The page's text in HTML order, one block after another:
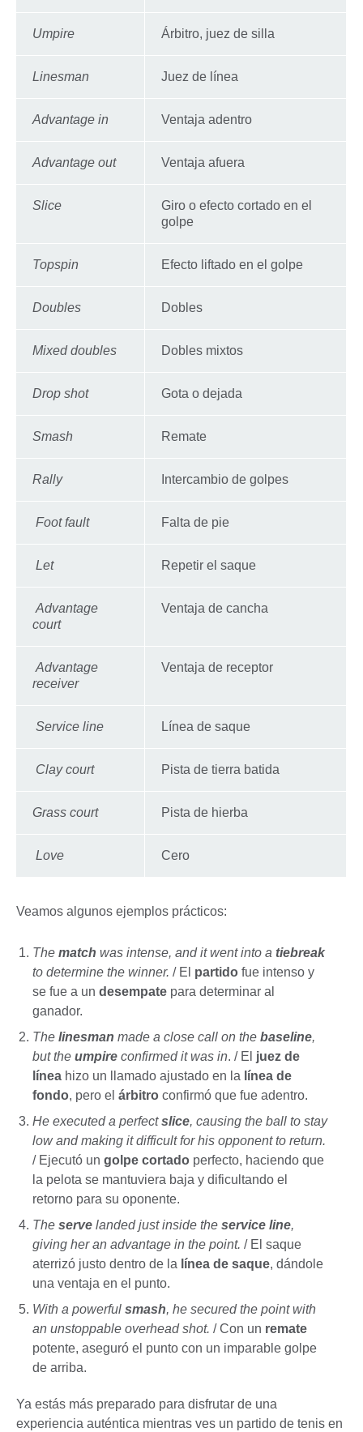
Umpire Árbitro, juez de silla
Linesman Juez de línea
Advantage in Ventaja adentro
Advantage out Ventaja afuera
Slice
Giro o efecto cortado en el
golpe
Topspin Efecto liftado en el golpe
Doubles Dobles
Mixed doubles Dobles mixtos
Drop shot Gota o dejada
Smash Remate
Rally Intercambio de golpes
Foot fault Falta de pie
Let Repetir el saque
Advantage
court
Ventaja de cancha
Advantage
receiver
Ventaja de receptor
Service line Línea de saque
Clay court Pista de tierra batida
Grass court Pista de hierba
Love Cero
Veamos algunos ejemplos prácticos:
The match was intense, and it went into a tiebreak
to determine the winner. / El partido fue intenso y
se fue a un desempate para determinar al
ganador.
The linesman made a close call on the baseline,
but the umpire confirmed it was in. / El juez de
línea hizo un llamado ajustado en la línea de
fondo, pero el árbitro confirmó que fue adentro.
He executed a perfectslice, causing the ball to stay
low and making it difficult for his opponent to return.
/ Ejecutó un golpe cortado perfecto, haciendo que
la pelota se mantuviera baja y dificultando el
retorno para su oponente.
The serve landed just inside the service line,
giving her an advantage in the point. / El saque
aterrizó justo dentro de la línea de saque, dándole
una ventaja en el punto.
With a powerful smash, he secured the point with
an unstoppable overhead shot. / Con un remate
potente, aseguró el punto con un imparable golpe
de arriba.
Ya estás más preparado para disfrutar de una
experiencia auténtica mientras ves un partido de tenis en